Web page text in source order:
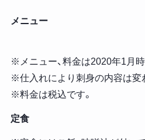
メニュー
※メニュー、料金は2020年1月時
※仕入れにより刺身の内容は変
※料金は税込です。
定食